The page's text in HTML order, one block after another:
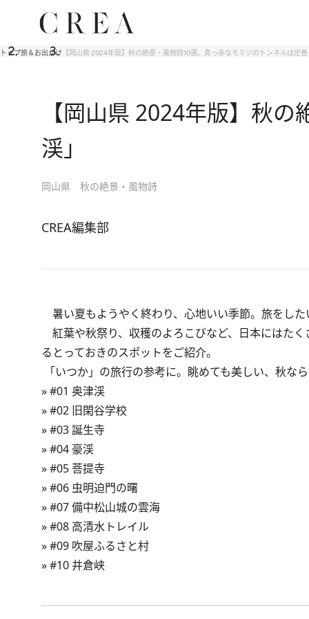
トップ旅＆お出かけ 【岡山県 2024年版】秋の絶景・風物詩10選。真っ赤なモミジのトンネルは圧
【岡山県 2024年版】秋
渓」
岡山県 秋の絶景・風物詩
CREA編集部
暑い夏もようやく終わり、心地いい季節。旅をし
紅葉や秋祭り、収穫のよろこびなど、日本にはた
るとっておきのスポットをご紹介。
「いつか」の旅行の参考に。眺めても美しい、秋な
»#01 奥津渓
»#02 旧閑谷学校
»#03 誕生寺
»#04 豪渓
»#05 菩提寺
»#06 虫明迫門の曙
»#07 備中松山城の雲海
»#08 高清水トレイル
»#09 吹屋ふるさと村
»#10 井倉峡